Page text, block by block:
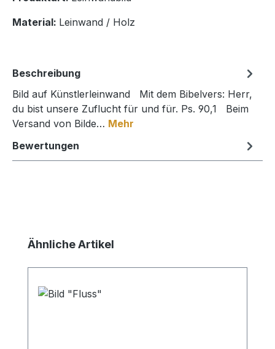
Material: Leinwand / Holz
Beschreibung
Bild auf Künstlerleinwand Mit dem Bibelvers: Herr,
du bist unsere Zuflucht für und für. Ps. 90,1 Beim
Versand von Bilde… Mehr
Bewertungen
Produktgalerie überspringen
Ähnliche Artikel